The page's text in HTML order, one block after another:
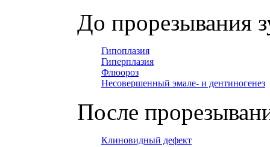
До прорезывания
Гипоплазия
Гиперплазия
Флюороз
Несовершенный эмале- и дентиногенез
После
Клиновидный дефект